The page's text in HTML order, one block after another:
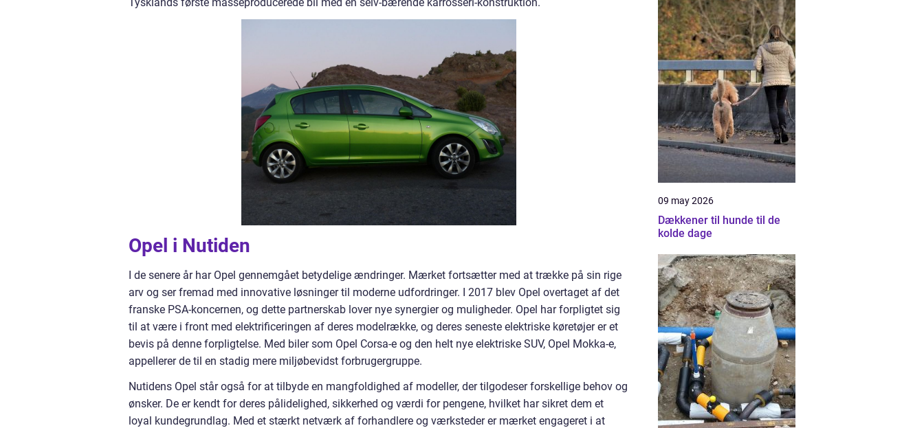
Opel i Nutiden
I de senere år har Opel gennemgået betydelige ændringer. Mærket fortsætter med at trække på sin rige
arv og ser fremad med innovative løsninger til moderne udfordringer. I 2017 blev Opel overtaget af det
franske PSA-koncernen, og dette partnerskab lover nye synergier og muligheder. Opel har forpligtet sig
til at være i front med elektrificeringen af deres modelrække, og deres seneste elektriske køretøjer er et
bevis på denne forpligtelse. Med biler som Opel Corsa-e og den helt nye elektriske SUV, Opel Mokka-e,
appellerer de til en stadig mere miljøbevidst forbrugergruppe.
Nutidens Opel står også for at tilbyde en mangfoldighed af modeller, der tilgodeser forskellige behov og
ønsker. De er kendt for deres pålidelighed, sikkerhed og værdi for pengene, hvilket har sikret dem et
loyal kundegrundlag. Med et stærkt netværk af forhandlere og værksteder er mærket engageret i at
09 may 2026
Dækkener til hunde til de
kolde dage